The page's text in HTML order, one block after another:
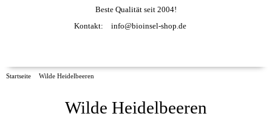
Beste Qualität seit 2004!
Kontakt:
info@bioinsel-shop.de
Startseite Wilde Heidelbeeren
Wilde Heidelbeeren